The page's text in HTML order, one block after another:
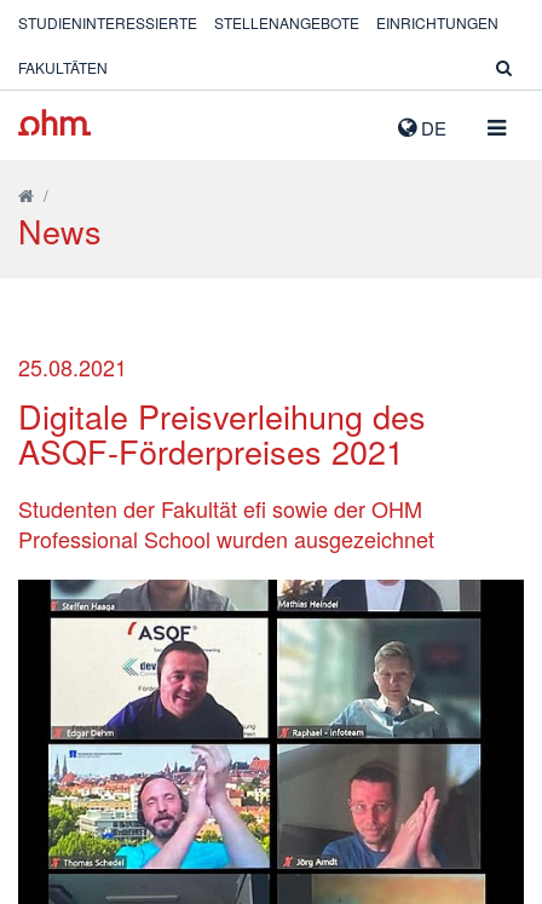
DE
STUDIENINTERESSIERTE STELLENANGEBOTE EINRICHTUNGEN
FAKULTÄTEN
/
News
25.08.2021
Digitale Preisverleihung des
ASQF-Förderpreises 2021
Studenten der Fakultät efi sowie der OHM
Professional School wurden ausgezeichnet